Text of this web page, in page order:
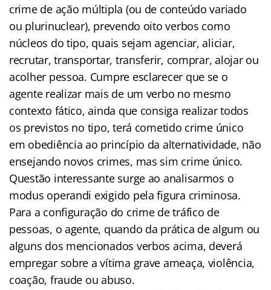
crime de ação múltipla (ou de conteúdo variado
ou plurinuclear), prevendo oito verbos como
núcleos do tipo, quais sejam agenciar, aliciar,
recrutar, transportar, transferir, comprar, alojar ou
acolher pessoa. Cumpre esclarecer que se o
agente realizar mais de um verbo no mesmo
contexto fático, ainda que consiga realizar todos
os previstos no tipo, terá cometido crime único
em obediência ao princípio da alternatividade, não
ensejando novos crimes, mas sim crime único.
Questão interessante surge ao analisarmos o
modus operandi exigido pela figura criminosa.
Para a configuração do crime de tráfico de
pessoas, o agente, quando da prática de algum ou
alguns dos mencionados verbos acima, deverá
empregar sobre a vítima grave ameaça, violência,
coação, fraude ou abuso.